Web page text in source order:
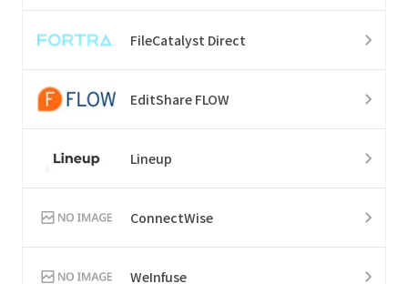
FileCatalyst Direct
EditShare FLOW
Lineup
ConnectWise
WeInfuse